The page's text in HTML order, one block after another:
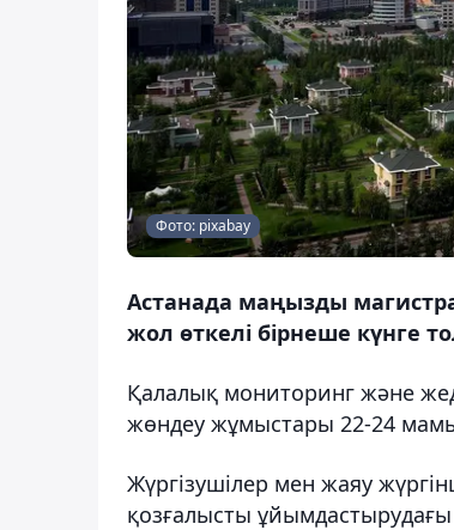
Фото: pixabay
Астанада маңызды
жол өткелі бірнеше күнге
Қалалық мониторинг және
жөндеу жұмыстары 22-24
Жүргізушілер мен жаяу
қозғалысты ұйымдастырудағы